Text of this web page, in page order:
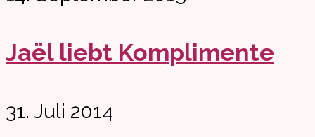
Jaël liebt Komplimente
31. Juli 2014